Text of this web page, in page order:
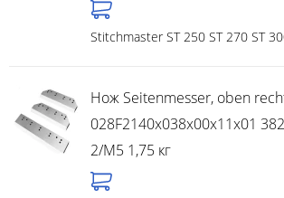
Stitchmaster ST 250 ST 270 ST
Нож Seitenmesser, oben
028F2140x038x00x11x01
2/M5 1,75 кг